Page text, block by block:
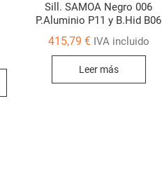
Sill. SAMOA Negro 006
P.Aluminio P11 y B.Hid B06
415,79 € IVA incluido
Leer más